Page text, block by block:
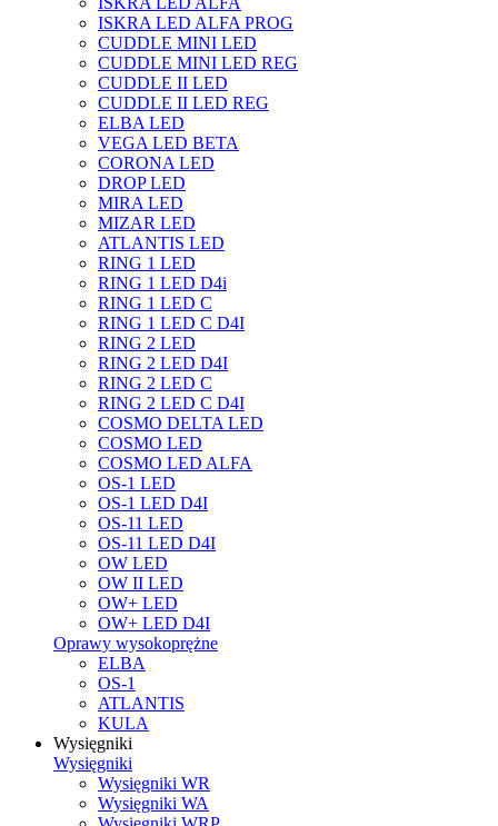
ISKRA LED ALFA PROG
CUDDLE MINI LED
CUDDLE MINI LED REG
CUDDLE II LED
CUDDLE II LED REG
ELBA LED
VEGA LED BETA
CORONA LED
DROP LED
MIRA LED
MIZAR LED
ATLANTIS LED
RING 1 LED
RING 1 LED D4i
RING 1 LED C
RING 1 LED C D4I
RING 2 LED
RING 2 LED D4I
RING 2 LED C
RING 2 LED C D4I
COSMO DELTA LED
COSMO LED
COSMO LED ALFA
OS-1 LED
OS-1 LED D4I
OS-11 LED
OS-11 LED D4I
OW LED
OW II LED
OW+ LED
OW+ LED D4I
Oprawy wysokoprężne
ELBA
OS-1
ATLANTIS
KULA
Wysięgniki
Wysięgniki
Wysięgniki WR
Wysięgniki WA